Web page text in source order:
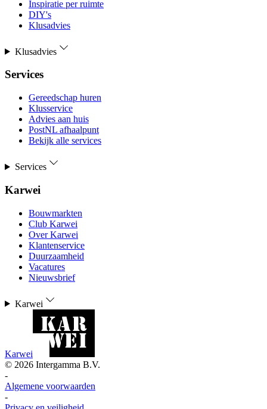
Inspiratie per ruimte
DIY's
Klusadvies
Klusadvies
Services
Gereedschap huren
Klusservice
Advies aan huis
PostNL afhaalpunt
Bekijk alle services
Services
Karwei
Bouwmarkten
Club Karwei
Over Karwei
Klantenservice
Duurzaamheid
Vacatures
Nieuwsbrief
Karwei
Karwei
© 2026 Intergamma B.V.
-
Algemene voorwaarden
-